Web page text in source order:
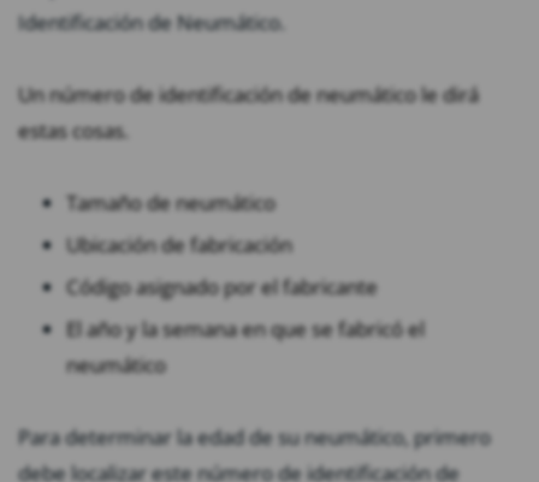
Identificación de Neumático.
Un número de identificación de neumático le dirá
estas cosas.
Tamaño de neumático
Ubicación de fabricación
Código asignado por el fabricante
El año y la semana en que se fabricó el
neumático
Para determinar la edad de su neumático, primero
debe localizar este número de identificación de